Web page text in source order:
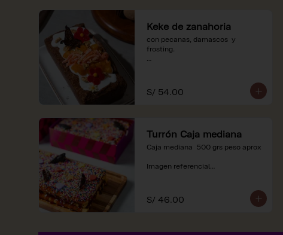
Keke de zanahoria
con pecanas, damascos  y
frosting.
consumo.
S/ 54.00
Turrón Caja mediana
Caja mediana  500 grs peso aprox
Imagen referencial
expresados en soles e incluyen
impuestos de ley y recargo al
S/ 46.00